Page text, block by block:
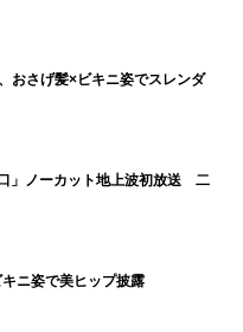
迎えた今回のポスター撮
かにヒロインたちが自然
ち上がってきた瞬間を撮
ターから、このときの感
です。
おさげ髪×ビキニ姿でスレンダ
」ノーカット地上波初放送 二
ニ姿で美ヒップ披露